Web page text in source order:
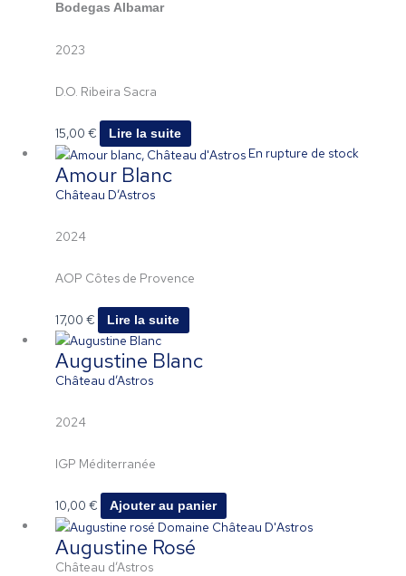
Bodegas Albamar
2023
D.O. Ribeira Sacra
15,00€ Lire la suite
En rupture de stock
Amour Blanc
Château D’Astros
2024
AOP Côtes de Provence
17,00€ Lire la suite
Augustine Blanc
Château d’Astros
2024
IGP Méditerranée
10,00€ Ajouter au panier
Augustine Rosé
Château d’Astros